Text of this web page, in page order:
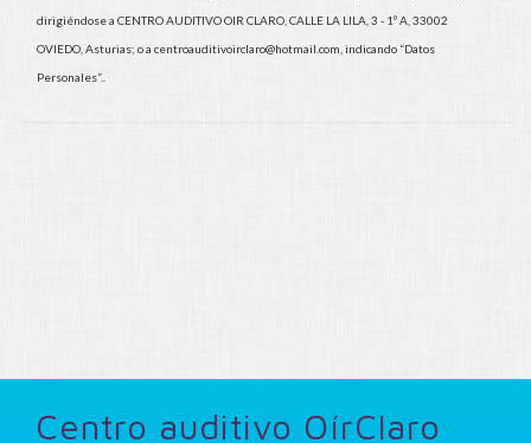
dirigiéndose a CENTRO AUDITIVO OIR CLARO CALLE LA LILA, 3 - 1º A 33002
OVIEDO Asturias; o a centroauditivoirclaro@hotmail.com , indicando “Datos
Personales”..
Centro auditivo OírClaro